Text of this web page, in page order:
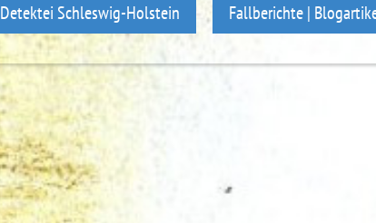
Detektei Schleswig-Holstein Fallberichte |